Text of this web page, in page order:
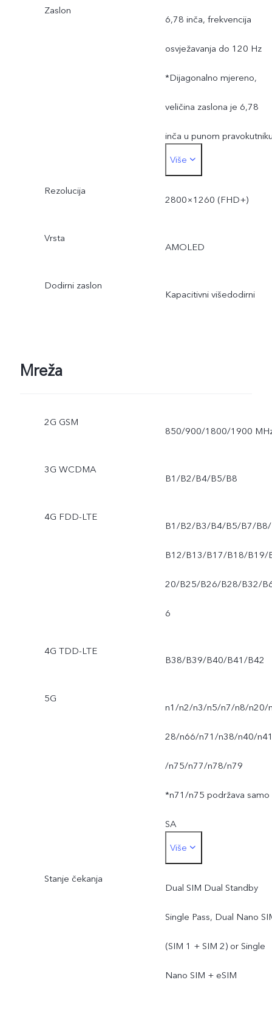
Zaslon
6,78 inča, frekvencija
osvježavanja do 120 Hz
*Dijagonalno mjereno,
veličina zaslona je 6,78
inča u punom
Stvarna površina prikaza
neznatno je manja.
Više
Rezolucija
2800×1260 (FHD+)
Vrsta
AMOLED
Dodirni zaslon
Kapacitivni višedodirni
Mreža
2G GSM
850/900/1800/1900
3G WCDMA
B1/B2/B4/B5/B8
4G FDD-LTE
B1/B2/B3/B4/B5/B7/B8/
B12/B13/B17/B18/B19/
20/B25/B26/B28/B32/
6
4G TDD-LTE
B38/B39/B40/B41/B42
5G
n1/n2/n3/n5/n7/n8/n20/
28/n66/n71/n38/n40/
/n75/n77/n78/n79
*n71/n75 podržava samo
SA
*Stvarna mrežna
funkcionalnost ovisi o
dostupnosti mreže
operatera, infrastrukturnoj
podršci i verziji softvera
Više
Stanje čekanja
Dual SIM Dual Standby
Single Pass, Dual Nano
(SIM 1 + SIM 2) or Single
Nano SIM + eSIM